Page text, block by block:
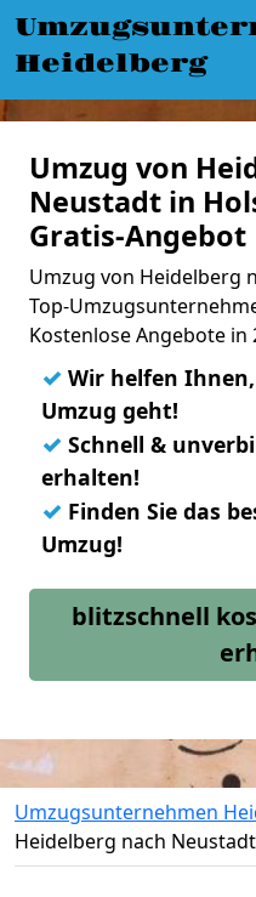
Heidelberg
Umzug von
Neustadt in
Gratis-Angebot
Umzug von Heidelberg
Top-
Kostenlose Angebote in
✓ Wir helfen
Umzug geht!
✓ Schnell &
erhalten!
✓ Finden Sie das
Umzug!
blitzschnell
Umzugsunternehmen
Heidelberg nach